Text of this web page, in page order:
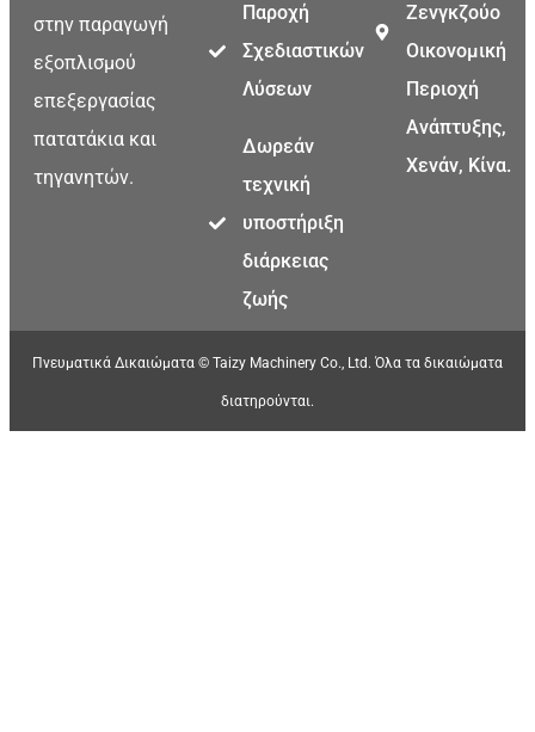
στην παραγωγή
εξοπλισμού
επεξεργασίας
πατατάκια και
τηγανητών.
Παροχή
Σχεδιαστικών
Λύσεων
Δωρεάν
τεχνική
υποστήριξη
διάρκειας
ζωής
Ζενγκζούο
Οικονομική
Περιοχή
Ανάπτυξης,
Χενάν, Κίνα.
Πνευματικά Δικαιώματα © Taizy Machinery Co., Ltd. Όλα τα δικαιώματα
διατηρούνται.